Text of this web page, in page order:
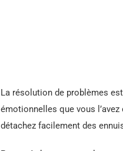
La résolution de problèmes
émotionnelles que vous
détachez facilement des